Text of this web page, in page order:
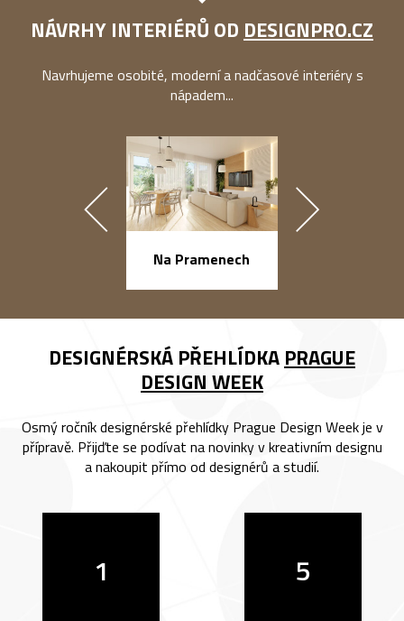
NÁVRHY INTERIÉRŮ OD DESIGNPRO.CZ
Navrhujeme osobité, moderní a nadčasové interiéry s
nápadem...
Na Pramenech
DESIGNÉRSKÁ PŘEHLÍDKA PRAGUE
DESIGN WEEK
Osmý ročník designérské přehlídky Prague Design Week je v
přípravě. Přijďte se podívat na novinky v kreativním designu
a nakoupit přímo od designérů a studií.
1 5